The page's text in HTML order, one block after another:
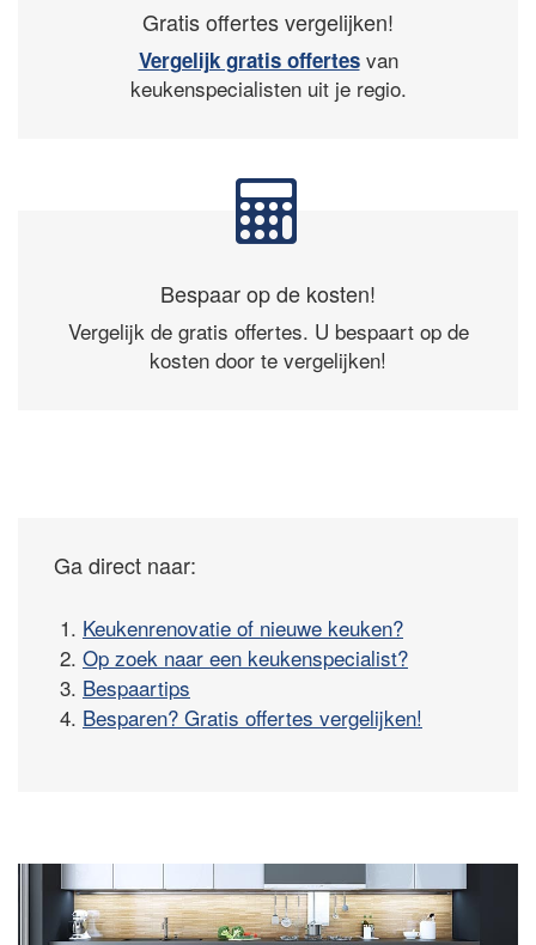
Gratis offertes vergelijken!
Vergelijk gratis offertesvan
keukenspecialisten uit je regio.
Bespaar op de kosten!
Vergelijk de gratis offertes. U bespaart op de
kosten door te vergelijken!
Ga direct naar:
1. Keukenrenovatie of nieuwe keuken?
2. Op zoek naar een keukenspecialist?
3. Bespaartips
4. Besparen? Gratis offertes vergelijken!